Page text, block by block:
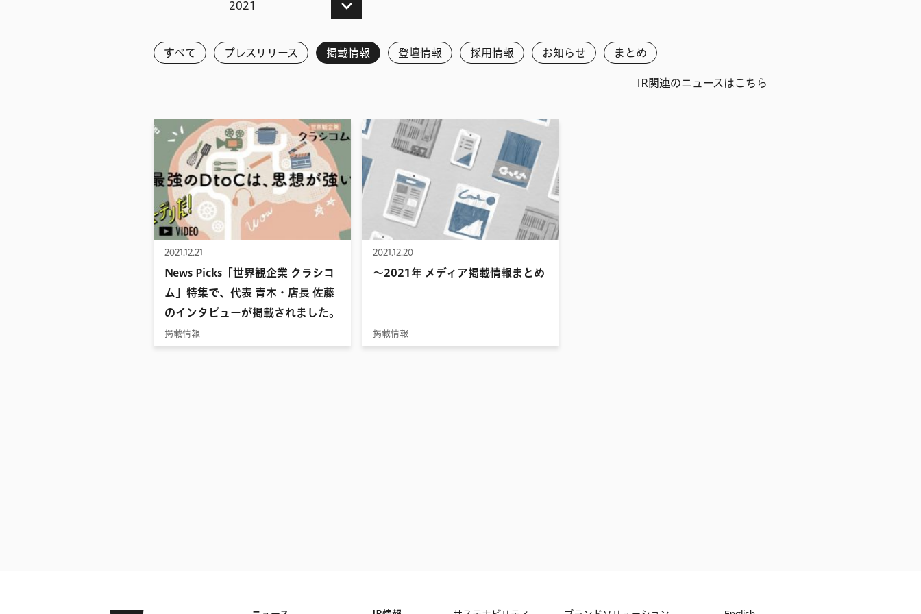
2021
すべて
2026
2024
2023
2022
2021
2020
2018
2017
すべて プレスリリース 掲載情報 登壇情報 採用情報 お知らせ まとめ
IR関連のニュースはこちら
2021.12.21
News Picks「世界観企業 クラシコ
ム」特集で、代表 青木・店長 佐藤
のインタビューが掲載されました。
掲載情報
2021.12.20
〜2021年 メディア掲載情報まとめ
掲載情報